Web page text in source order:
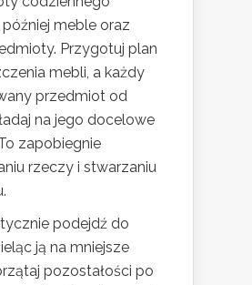
meble oraz
Przygotuj plan
mebli, a każdy
przedmiot od
na jego docelowe
zapobiegnie
rzeczy i stwarzaniu
podejdź do
ją na mniejsze
pozostałości po